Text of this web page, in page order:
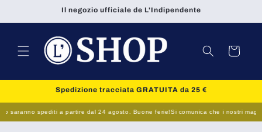
direttamente
ai contenuti
Il negozio ufficiale de L'Indipendente
Carrello
Spedizione tracciata GRATUITA da 25 €
saranno spediti a partire dal 24 agosto. Buone ferie!Si comunica che i nostri